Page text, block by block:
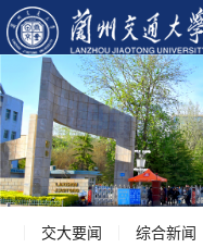
交大要闻 综合新闻